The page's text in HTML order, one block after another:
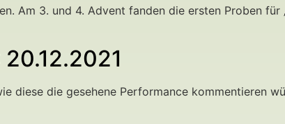
Am 3. und 4. Advent fanden die ersten Proben für
diese die gesehene Performance kommentieren